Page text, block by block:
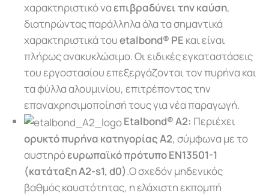
χαρακτηριστικό ναεπιβραδύνει την καύση,
διατηρώντας παράλληλα όλα τα σημαντικά
χαρακτηριστικά τουetalbond® PE και είναι
πλήρως ανακυκλώσιμο.Οιειδικέςεγκαταστάσεις
τουεργοστασίουεπεξεργάζονταιτονπυρήνα και
ταφύλλααλουμινίου, επιτρέπονταςτην
επαναχρησιμοποίησήτουςγιανέαπαραγωγή.
Etalbond® A2: Περιέχει
ορυκτό πυρήνα κατηγορίας A2, σύμφωνα με το
αυστηρόευρωπαϊκό πρότυπο EN13501-1
(κατάταξη A2-s1, d0).Ο σχεδόν μηδενικός
βαθμός καυστότητας, η ελάχιστη εκπομπή